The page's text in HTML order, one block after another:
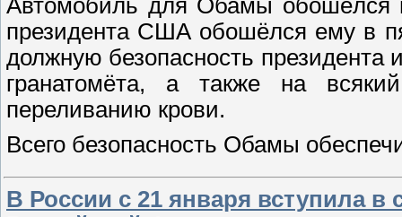
президента США обошёлся ему в
должную безопасность
гранатомёта, а также на
переливанию крови.
Всего безопасность Обамы
В России с 21 января вступила в